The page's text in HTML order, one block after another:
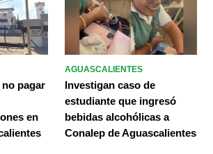
pagar
en
AGUASCALIENTES
Investigan caso de
estudiante que ingresó
bebidas alcohólicas a
Conalep de Aguascalientes